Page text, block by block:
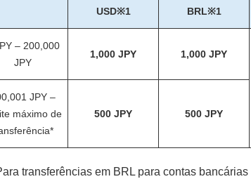
USD※1 BRL※1
– 200,000
JPY
1,000 JPY 1,000 JPY
JPY –
máximo de
500 JPY 500 JPY
transferências em BRL para contas